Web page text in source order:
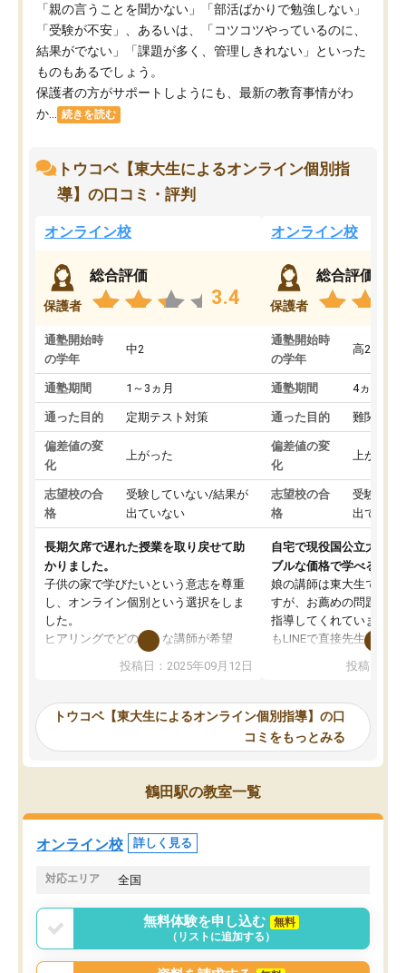
「親の言うことを聞かない」「部活ばかりで勉強しない」
「受験が不安」、あるいは、「コツコツやっているのに、
結果がでない」「課題が多く、管理しきれない」といった
ものもあるでしょう。
保護者の方がサポートしようにも、最新の教育事情がわ
か...
続きを読む
トウコベ【東大生によるオンライン個別指
導】の口コミ・評判
オンライン校
保護者
総合評価
3.4
通塾開始時
の学年
中2
通塾期間 1～3ヵ月
通った目的 定期テスト対策
偏差値の変
化
上がった
志望校の合
格
受験していない/結果が
出ていない
長期欠席で遅れた授業を取り戻せて助
かりました。
子供の家で学びたいという意志を尊重
し、オンライン個別という選択をしま
した。
ヒアリングでどのような講師が希望
か、オプションは付帯するかなど選ぶ
事が出来ました。
ーティングを行い、その講師で良いか
見てから講師を決定する事ができま
す。
うちの子は、初回面談の講師の方で決
オンラインツールを使用した単語帳の
共有があり宿題もそちらで出される形
でした。
言う事で講師変更の申し出があり、あ
まりに短期での変更だった為、塾に通
う事にして退会しました。遅れも取り
戻せ、授業内容や講師の方は良かった
投稿日：2025年09月12日
オンライン校
保護者
総合評価
通塾開始時
の学年
高2
通塾期間 4ヵ月～1
通った目的 難関私立
偏差値の変
化
上がった
志望校の合
格
受験して
出ていな
自宅で現役国公立大学生
ブルな価格で学べる
娘の講師は東大生では無
すが、お薦めの問題集や
指導してくれています。
もLINEで直接先生に質問
めれるので、個人に合
いなのがあり(有料)、受
ことをどんなスケジュー
くか相談したのですが、
ち期待したものではなく
くなってきたようなので
投稿日：
トウコベ【東大生によるオンライン個別指導】の口
コミをもっとみる
鶴田駅の教室一覧
オンライン校 詳しく見る
対応エリア 全国
無料体験を申し込む
無料
（リストに追加する）